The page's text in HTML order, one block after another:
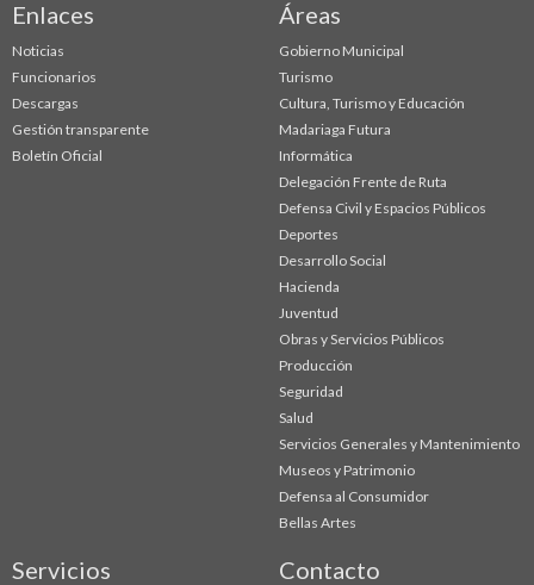
Enlaces
Noticias
Funcionarios
Descargas
Gestión transparente
Boletín Oficial
Áreas
Gobierno Municipal
Turismo
Cultura, Turismo y Educación
Madariaga Futura
Informática
Delegación Frente de Ruta
Defensa Civil y Espacios Públicos
Deportes
Desarrollo Social
Hacienda
Juventud
Obras y Servicios Públicos
Producción
Seguridad
Salud
Servicios Generales y Mantenimiento
Museos y Patrimonio
Defensa al Consumidor
Bellas Artes
Servicios Contacto